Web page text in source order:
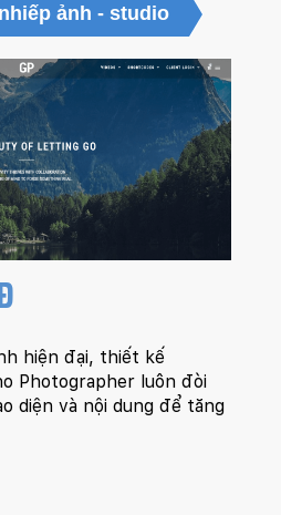
ảnh - studio
hiện đại, thiết kế
Photographer luôn đòi
diện và nội dung để tăng